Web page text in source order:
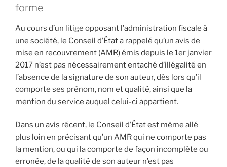
forme
Au cours d’un litige opposant l’administration fiscale à
une société, le Conseil d’État a rappelé qu’un avis de
mise en recouvrement (AMR) émis depuis le 1er janvier
2017 n’est pas nécessairement entaché d’illégalité en
l’absence de la signature de son auteur, dès lors qu’il
comporte ses prénom, nom et qualité, ainsi que la
mention du service auquel celui-ci appartient.
Dans un avis récent, le Conseil d’État est même allé
plus loin en précisant qu’un AMR qui ne comporte pas
la mention, ou qui la comporte de façon incomplète ou
erronée, de la qualité de son auteur n’est pas